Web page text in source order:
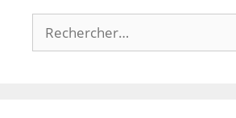
Rechercher :